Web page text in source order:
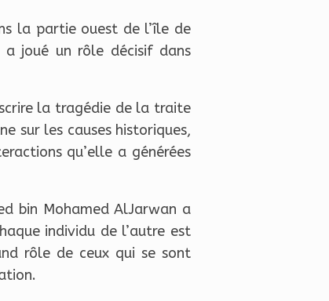
la partie ouest de l’île de
joué un rôle décisif dans
la tragédie de la traite
sur les causes historiques,
qu’elle a générées
bin Mohamed AlJarwan a
individu de l’autre est
rôle de ceux qui se sont